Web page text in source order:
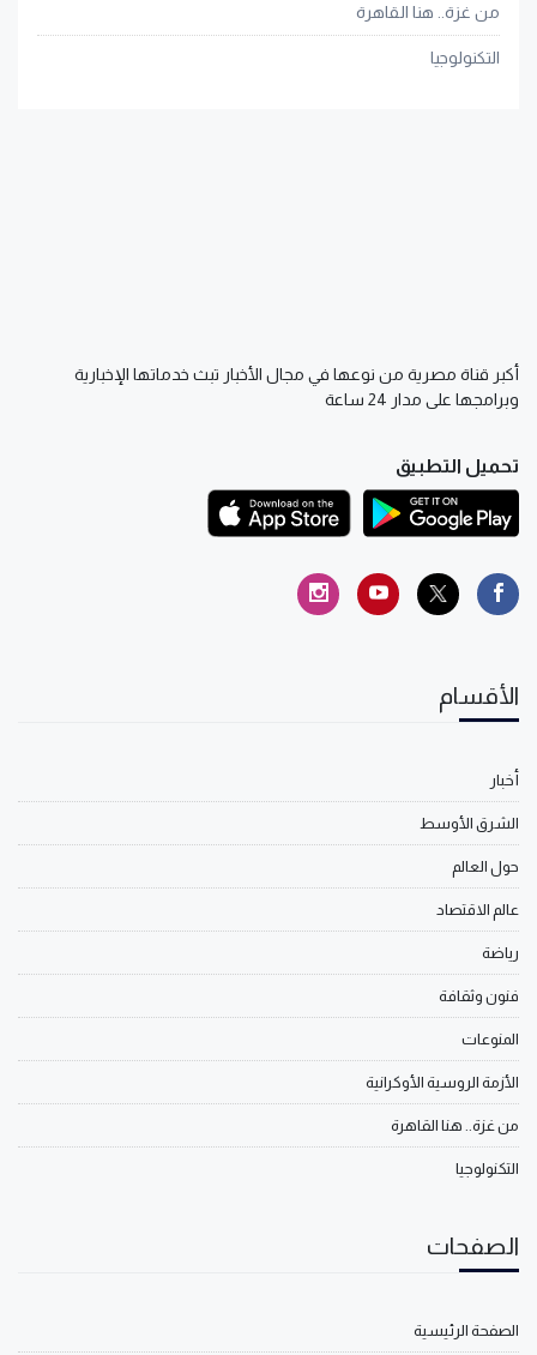
من غزة.. هنا القاهرة
التكنولوجيا
أكبر قناة مصرية من نوعها في مجال الأخبار تبث خدماتها الإخبارية
وبرامجها على مدار 24 ساعة
تحميل التطبيق
الأقسام
أخبار
الشرق الأوسط
حول العالم
عالم الاقتصاد
رياضة
فنون وثقافة
المنوعات
الأزمة الروسية الأوكرانية
من غزة.. هنا القاهرة
التكنولوجيا
الصفحات
الصفحة الرئيسية